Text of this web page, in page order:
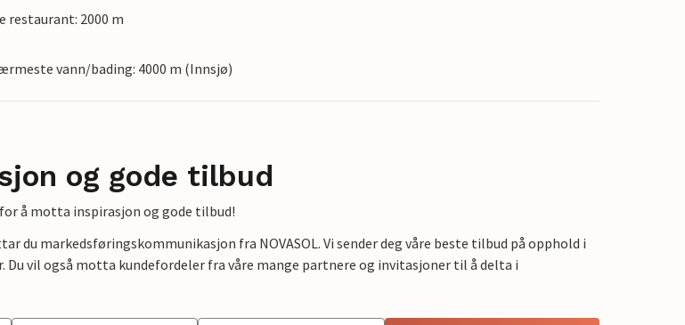
restaurant: 2000 m
vann/bading: 4000 m (Innsjø)
og gode tilbud
å motta inspirasjon og gode tilbud!
du markedsføringskommunikasjon fra NOVASOL. Vi sender deg våre beste tilbud på opphold i
vil også motta kundefordeler fra våre mange partnere og invitasjoner til å delta i